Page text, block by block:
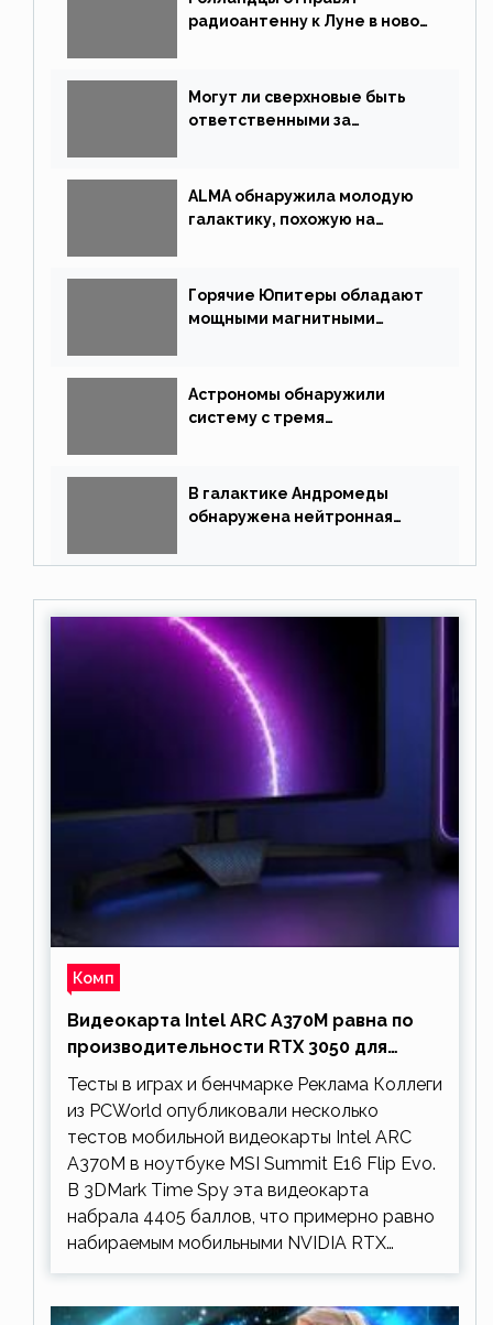
радиоантенну к Луне в новой
Могут ли сверхновые быть
ответственными за
ALMA обнаружила молодую
галактику, похожую на
Горячие Юпитеры обладают
мощными магнитными
Астрономы обнаружили
систему с тремя
В галактике Андромеды
обнаружена нейтронная
Комп
Видеокарта Intel ARC A370M равна по
производительности RTX 3050 для
ноутбуков
Тесты в играх и бенчмарке Реклама Коллеги
из PCWorld опубликовали несколько
тестов мобильной видеокарты Intel ARC
A370M в ноутбуке MSI Summit E16 Flip Evo.
В 3DMark Time Spy эта видеокарта
набрала 4405 баллов, что примерно равно
набираемым мобильными NVIDIA RTX…